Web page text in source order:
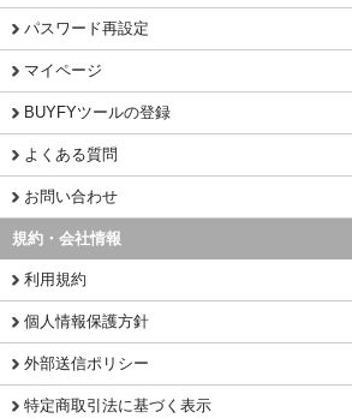
パスワード再設定
マイページ
BUYFYツールの登録
よくある質問
お問い合わせ
規約・会社情報
利用規約
個人情報保護方針
外部送信ポリシー
特定商取引法に基づく表示